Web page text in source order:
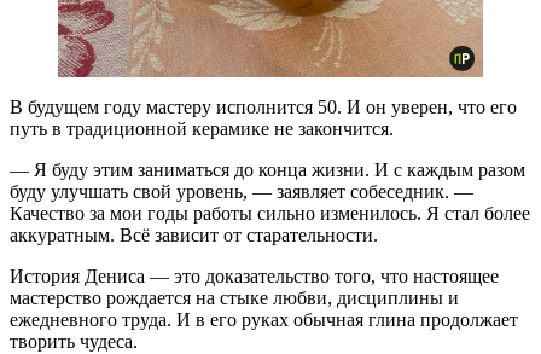
В будущем году мастеру исполнится 50. И он уверен, что его
путь в традиционной керамике не закончится.
— Я буду этим заниматься до конца жизни. И с каждым разом
буду улучшать свой уровень, — заявляет собеседник. —
Качество за мои годы работы сильно изменилось. Я стал более
аккуратным. Всё зависит от старательности.
История Дениса — это доказательство того, что настоящее
мастерство рождается на стыке любви, дисциплины и
ежедневного труда. И в его руках обычная глина продолжает
творить чудеса.